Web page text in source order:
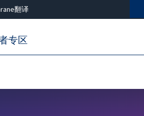
翻译
专区